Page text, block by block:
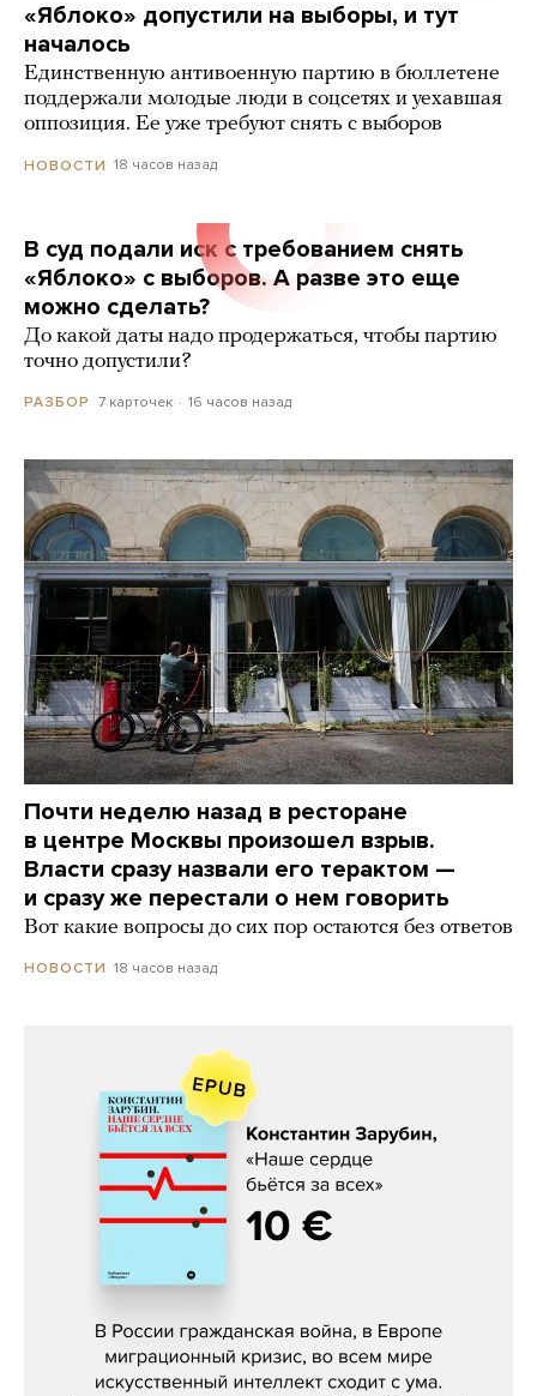
«Яблоко» допустили на выборы, и тут
началось
Единственную антивоенную партию в бюллетене
поддержали молодые люди в соцсетях и уехавшая
оппозиция. Ее уже требуют снять с выборов
НОВОСТИ 18 часов назад
В суд подали иск с требованием снять
«Яблоко» с выборов. А разве это еще
можно сделать?
До какой даты надо продержаться, чтобы партию
точно допустили?
РАЗБОР 7 карточек 16 часов назад
Почти неделю назад в ресторане
в центре Москвы произошел взрыв.
Власти сразу назвали его терактом —
и сразу же перестали о нем говорить
Вот какие вопросы до сих пор остаются без ответов
НОВОСТИ 18 часов назад
Константин Зарубин, «Наше сердце